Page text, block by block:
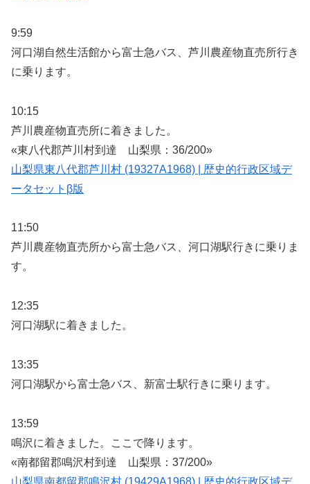
9:59
河口湖自然生活館から富士急バス、芦川農産物直売所行き
に乗ります。
10:15
芦川農産物直売所に着きました。
«東八代郡芦川村到達 山梨県：36/200»
山梨県東八代郡芦川村 (19327A1968) | 歴史的行政区域デ
ータセットβ版
11:50
芦川農産物直売所から富士急バス、河口湖駅行きに乗りま
す。
12:35
河口湖駅に着きました。
13:35
河口湖駅から富士急バス、新富士駅行きに乗ります。
13:59
鳴沢に着きました。ここで降ります。
«南都留郡鳴沢村到達 山梨県：37/200»
山梨県南都留郡鳴沢村 (19429A1968) | 歴史的行政区域デ